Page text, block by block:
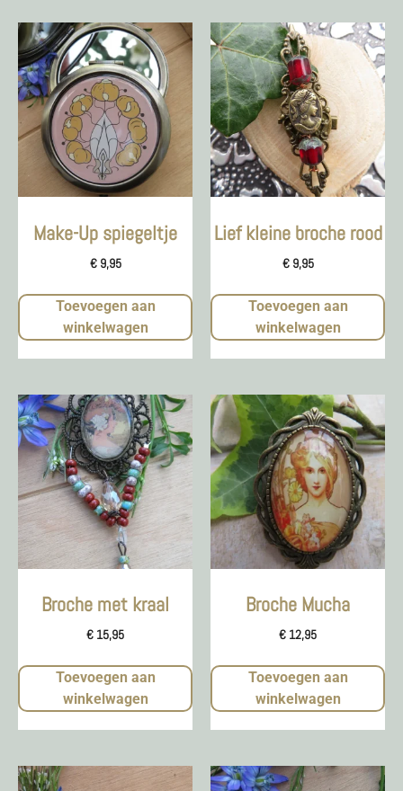
Make-Up spiegeltje
€9,95
Toevoegen aan
winkelwagen
Lief kleine broche rood
€9,95
Toevoegen aan
winkelwagen
Broche met kraal
€ 15,95
Toevoegen aan
winkelwagen
Broche Mucha
€ 12,95
Toevoegen aan
winkelwagen